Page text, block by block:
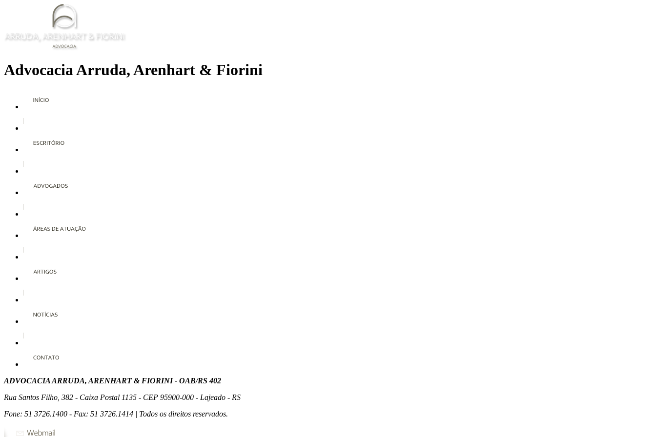
Advocacia Arruda, Arenhart & Fiorini
ADVOCACIA ARRUDA, ARENHART & FIORINI - OAB/RS 402
Rua Santos Filho, 382 - Caixa Postal 1135 - CEP 95900-000 - Lajeado - RS
Fone: 51 3726.1400 - Fax: 51 3726.1414 | Todos os direitos reservados.